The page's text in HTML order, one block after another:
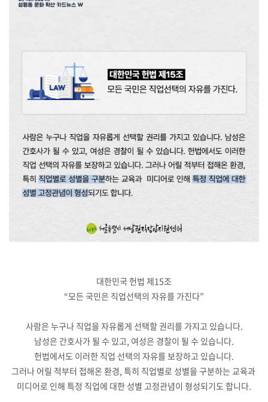
대한민국 헌법 제15조
“모든 국민은 직업선택의 자유를 가진다”
사람은 누구나 직업을 자유롭게 선택할 권리를 가지고 있습니다.
남성은 간호사가 될 수 있고, 여성은 경찰이 될 수 있습니다.
헌법에서도 이러한 직업 선택의 자유를 보장하고 있습니다.
그러나 어릴 적부터 접해온 환경, 특히 직업별로 성별을 구분하는 교육과
미디어로 인해 특정 직업에 대한 성별 고정관념이 형성되기도 합니다.